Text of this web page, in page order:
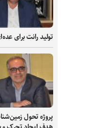
تولید رانت برای
پروژه تحول